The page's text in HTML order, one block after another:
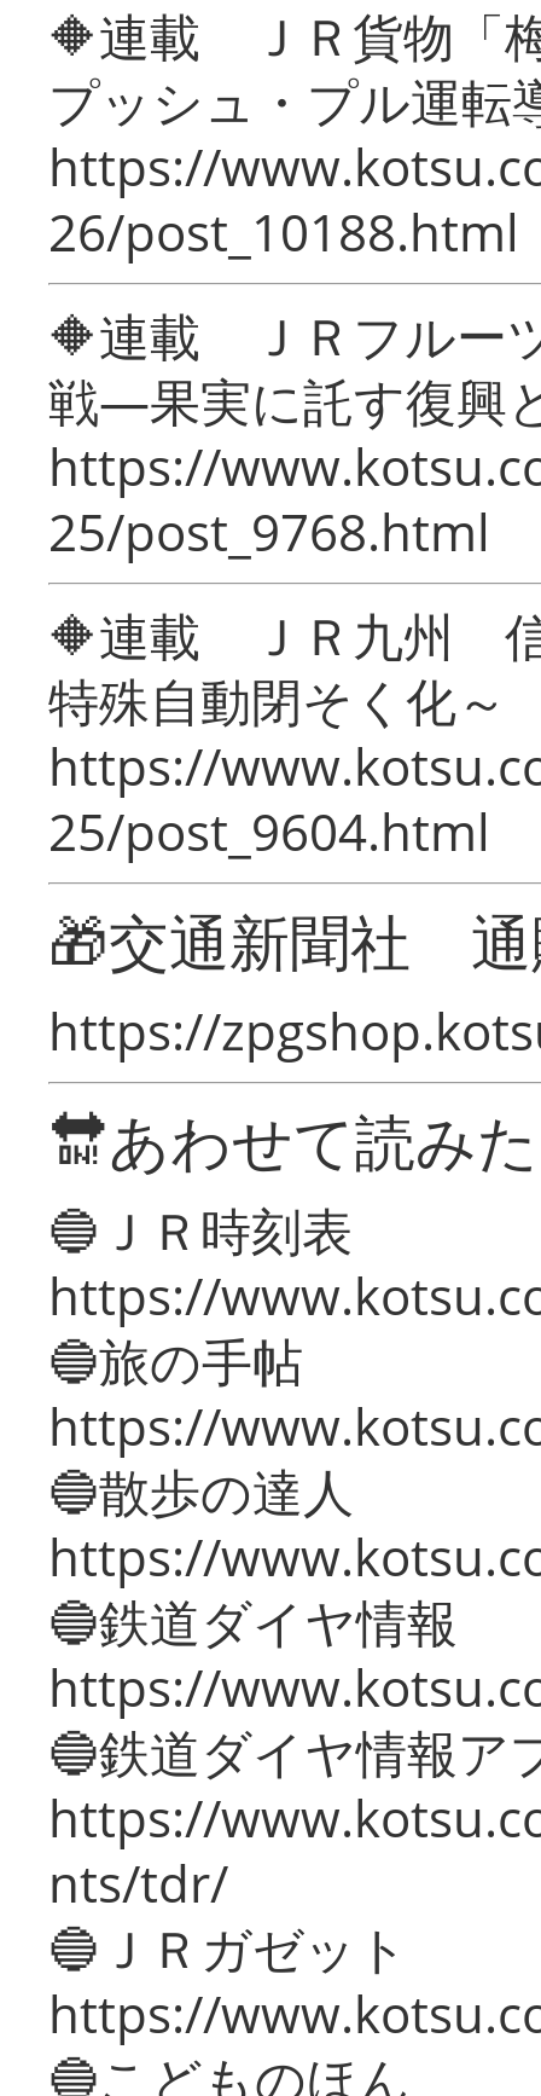
🔶連載 ＪＲ貨物「
プッシュ・プル運転
https://
26/post_10188.html
🔶連載 ＪＲフルー
戦―果実に託す復興
https://
25/post_9768.html
🔶連載 ＪＲ九州 信
特殊自動閉そく化～
https://
25/post_9604.html
🎁交通新聞社
https://
🔛あわせて読み
🔵ＪＲ時刻表
https://
🔵旅の手帖
https://
🔵散歩の達人
https://
🔵鉄道ダイヤ情報
https://
🔵鉄道ダイヤ情報ア
https://
nts/tdr/
🔵ＪＲガゼット
https://
🔵こどものほん